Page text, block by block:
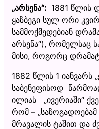
„არსენა“: 1881 წლის
ყაზბეგი სულ ორი
სამმოქმედებიან
არსენა“), რომელსაც
მისი, როგორც
1882 წლის 1 იანვარს
საბენეფისოდ
ილიას „ივერიაში“
რომ – „საზოგადოებამ
მრავალის ტაშით და